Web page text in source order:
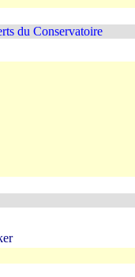
du Conservatoire